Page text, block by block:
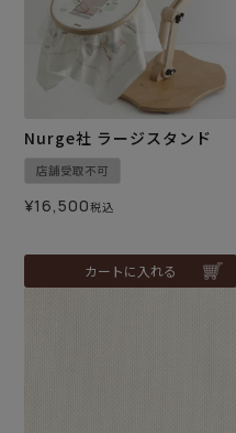
Nurge社 ラージスタンド
店舗受取不可
¥16,500税込
カートに入れる